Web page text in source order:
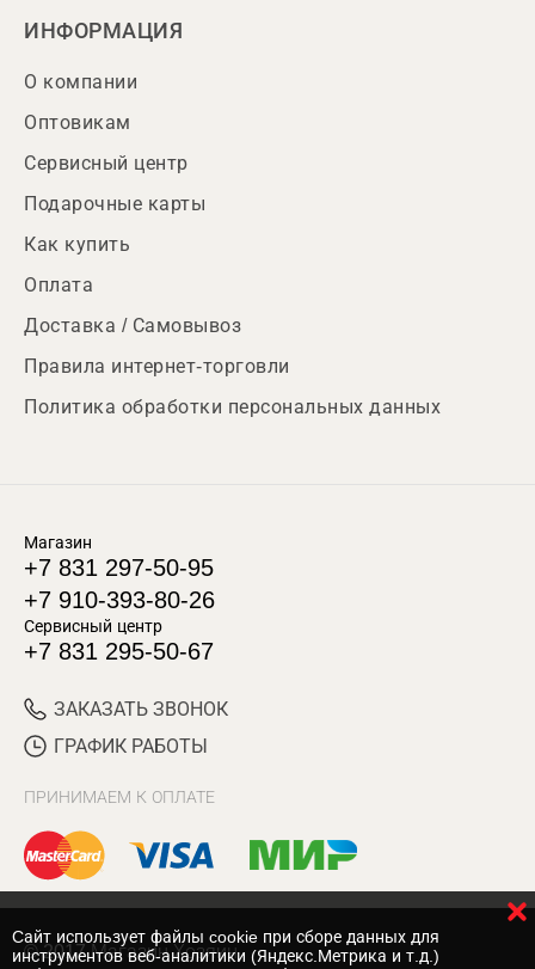
ИНФОРМАЦИЯ
О компании
Оптовикам
Сервисный центр
Подарочные карты
Как купить
Оплата
Доставка / Самовывоз
Правила интернет-торговли
Политика обработки персональных данных
Магазин
+7 831 297-50-95
+7 910-393-80-26
Сервисный центр
+7 831 295-50-67
ЗАКАЗАТЬ ЗВОНОК
ГРАФИК РАБОТЫ
ПРИНИМАЕМ К ОПЛАТЕ
© 2017 Магазин Хозяин
Cайт использует файлы cookie при сборе данных для
инструментов веб-аналитики (Яндекс.Метрика и т.д.)